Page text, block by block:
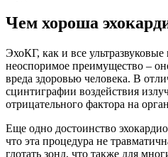
Чем хороша
ЭхоКГ, как и все
неоспоримое преимущество –
вреда здоровью человека. В
сцинтиграфии воздействия
отрицательного фактора на
Еще одно достоинство
что эта процедура не
глотать зонд, что также для